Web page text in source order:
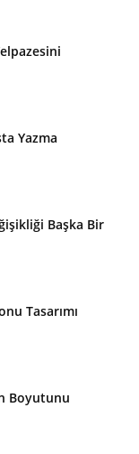
Yazma
Başka Bir
Tasarımı
Boyutunu